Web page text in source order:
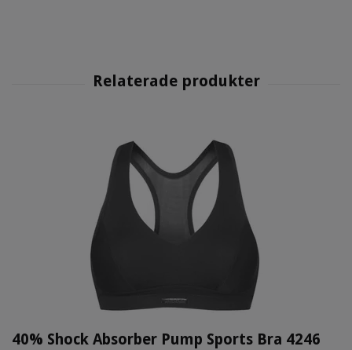
40% Shock Absorber Pump Sports Bra 4246